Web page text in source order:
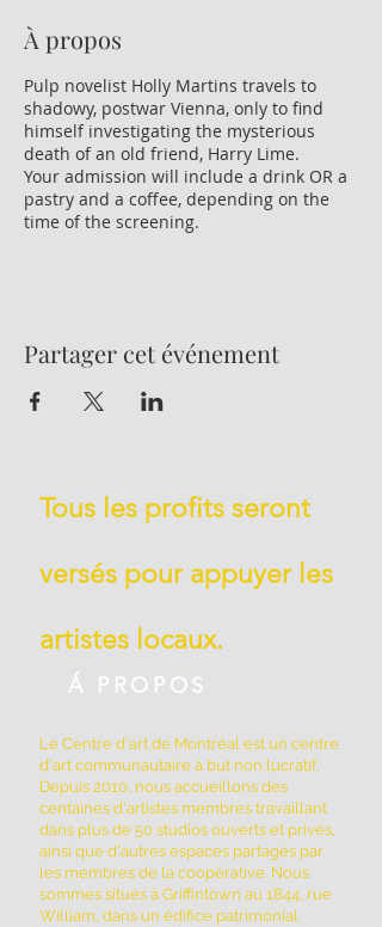
À propos
Pulp novelist Holly Martins travels to
shadowy, postwar Vienna, only to find
himself investigating the mysterious
death of an old friend, Harry Lime.
Your admission will include a drink OR a
pastry and a coffee, depending on the
time of the screening.
Partager cet événement
Tous les profits seront
versés pour appuyer les
artistes locaux.
Á PROPOS
Le Centre d'art de Montréal est un centre
d'art communautaire à but non lucratif.
Depuis 2010, nous accueillons des
centaines d'artistes membres travaillant
dans plus de 50 studios ouverts et privés,
ainsi que d'autres espaces partagés par
les membres de la coopérative. Nous
sommes situés à Griffintown au 1844, rue
William, dans un édifice patrimonial